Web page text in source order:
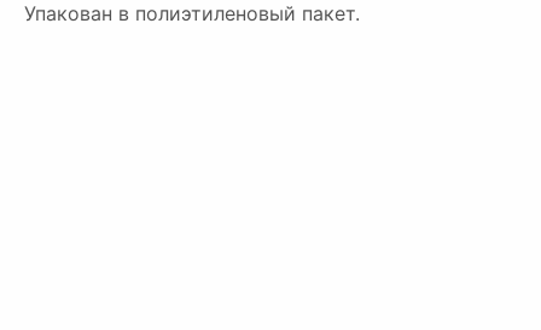
Упакован в полиэтиленовый пакет.